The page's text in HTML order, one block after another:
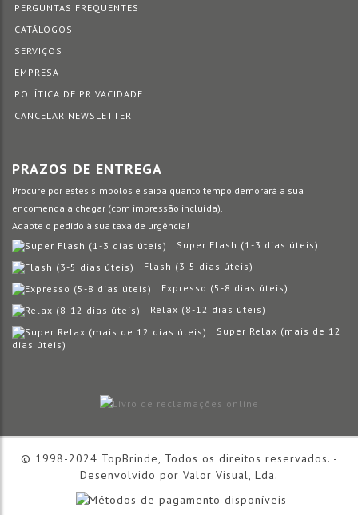
PERGUNTAS FREQUENTES
CATÁLOGOS
SERVIÇOS
EMPRESA
POLÍTICA DE PRIVACIDADE
CANCELAR NEWSLETTER
PRAZOS DE ENTREGA
Procure por estes símbolos e saiba quanto tempo demorará a sua
encomenda a chegar (com impressão incluída).
Adapte o pedido à sua taxa de urgência!
Super Flash (1-3 dias úteis)
Flash (3-5 dias úteis)
Expresso (5-8 dias úteis)
Relax (8-12 dias úteis)
Super Relax (mais de 12
dias úteis)
© 1998-2024 TopBrinde, Todos os direitos reservados. -
Desenvolvido por Valor Visual, Lda.